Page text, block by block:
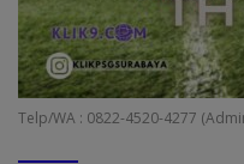
Telp/WA : 0822-4520-4277